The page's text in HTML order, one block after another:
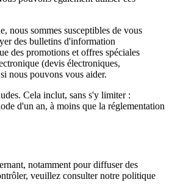
nous sommes susceptibles de vous
des bulletins d'information
des promotions et offres spéciales
(devis électroniques,
nous pouvons vous aider.
Cela inclut, sans s'y limiter :
d'un an, à moins que la réglementation
notamment pour diffuser des
veuillez consulter notre politique